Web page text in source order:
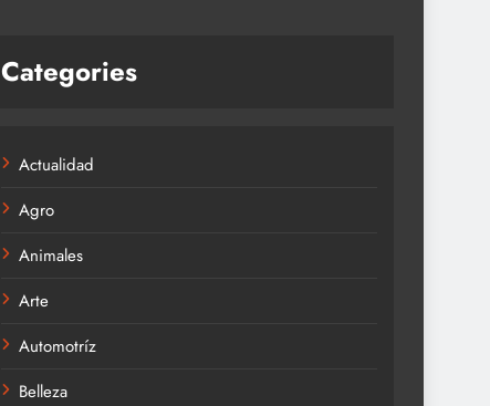
Categories
Actualidad
Agro
Animales
Arte
Automotríz
Belleza